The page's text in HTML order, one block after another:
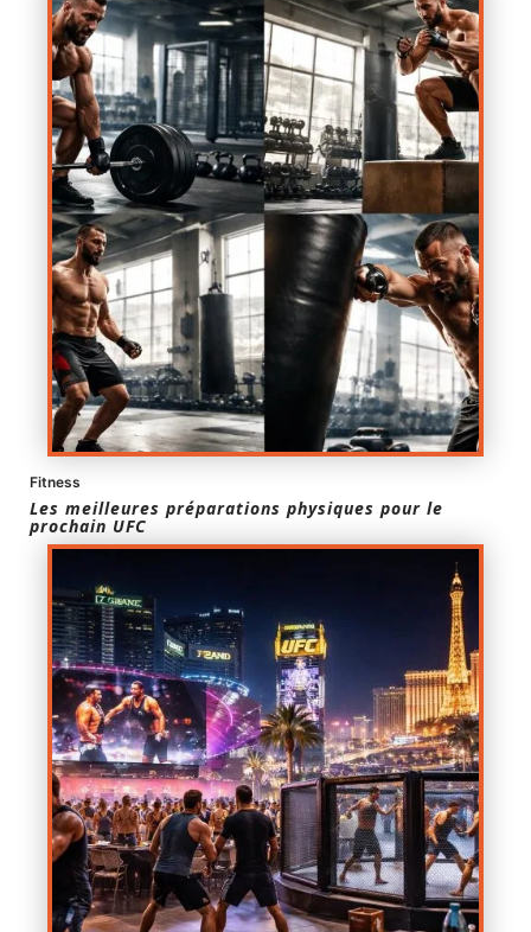
Fitness
Les meilleures préparations physiques pour le
prochain UFC